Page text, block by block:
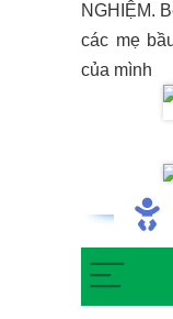
NGHIỆM.
các mẹ
của mình